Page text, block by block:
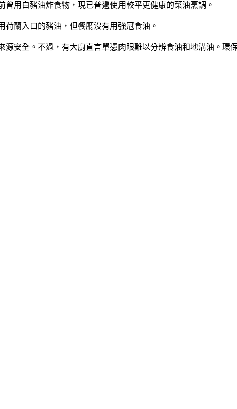
用白豬油炸食物，現已普遍使用較平更健康的菜油烹調。
蘭入口的豬油，但餐廳沒有用強冠食油。
源安全。不過，有大廚直言單憑肉眼難以分辨食油和地溝油。